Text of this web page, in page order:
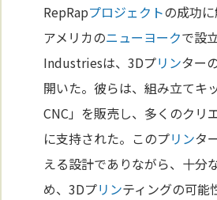
RepRapプロジェクトの成功
アメリカのニューヨークで設
Industriesは、3Dプリンター
開いた。彼らは、組み立てキ
CNC」を販売し、多くのクリ
に支持された。このプリンタ
える設計でありながら、十分
め、3Dプリンティングの可能